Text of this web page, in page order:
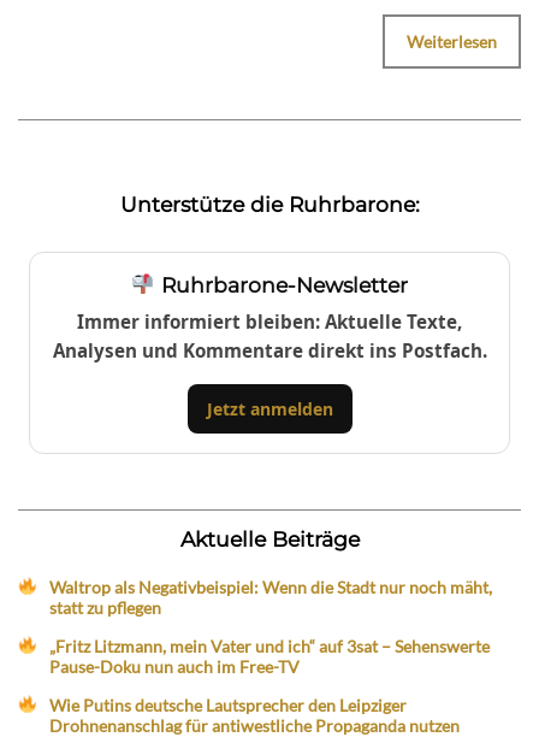
Weiterlesen
Unterstütze die Ruhrbarone:
Ruhrbarone-Newsletter
Immer informiert bleiben: Aktuelle Texte,
Analysen und Kommentare direkt ins Postfach.
Jetzt anmelden
Aktuelle Beiträge
Waltrop als Negativbeispiel: Wenn die Stadt nur noch mäht,
statt zu pflegen
„Fritz Litzmann, mein Vater und ich“ auf 3sat – Sehenswerte
Pause-Doku nun auch im Free-TV
Wie Putins deutsche Lautsprecher den Leipziger
Drohnenanschlag für antiwestliche Propaganda nutzen